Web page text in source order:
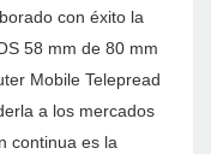
con éxito la
58 mm de 80 mm
Mobile Telepread
a los mercados
continua es la